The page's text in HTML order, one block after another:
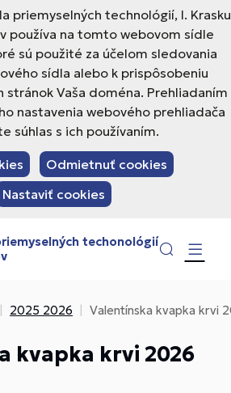
priemyselných technológií, I. Krasku
používa na tomto webovom sídle
sú použité za účelom sledovania
sídla alebo k prispôsobeniu
stránok Vaša doména. Prehliadaním
nastavenia webového prehliadača
súhlas s ich používaním.
Odmietnuť cookies
Nastaviť cookies
techonológií
2025 2026 Valentínska kvapka krvi
kvapka krvi 2026